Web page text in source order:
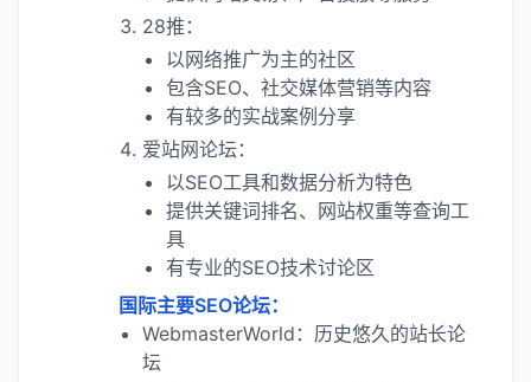
28推：
以网络推广为主的社区
包含SEO、社交媒体营销等内容
有较多的实战案例分享
爱站网论坛：
以SEO工具和数据分析为特色
提供关键词排名、网站权重等查询工
具
有专业的SEO技术讨论区
国际主要SEO论坛：
WebmasterWorld：历史悠久的站长论
坛